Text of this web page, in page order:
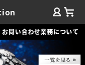
お問い合わせ業務について